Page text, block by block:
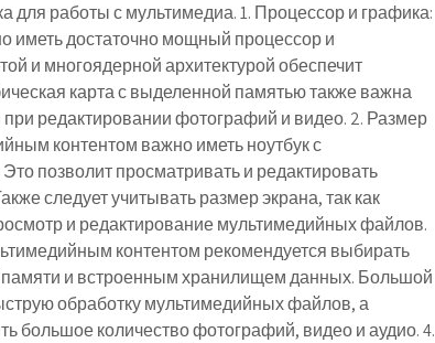
для работы с мультимедиа. 1. Процессор и графика:
иметь достаточно мощный процессор и
и многоядерной архитектурой обеспечит
карта с выделенной памятью также важна
редактировании фотографий и видео. 2. Размер
контентом важно иметь ноутбук с
позволит просматривать и редактировать
следует учитывать размер экрана, так как
и редактирование мультимедийных файлов.
контентом рекомендуется выбирать
и встроенным хранилищем данных. Большой
обработку мультимедийных файлов, а
большое количество фотографий, видео и аудио. 4.